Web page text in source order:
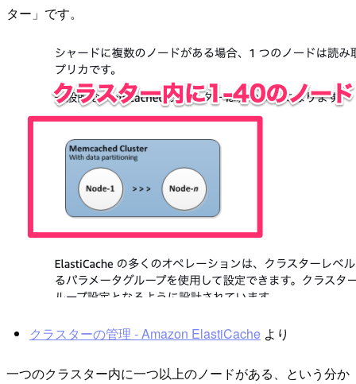
ター」です。
クラスターの管理 - Amazon ElastiCacheより
一つのクラスター内に一つ以上のノードがある、という分か